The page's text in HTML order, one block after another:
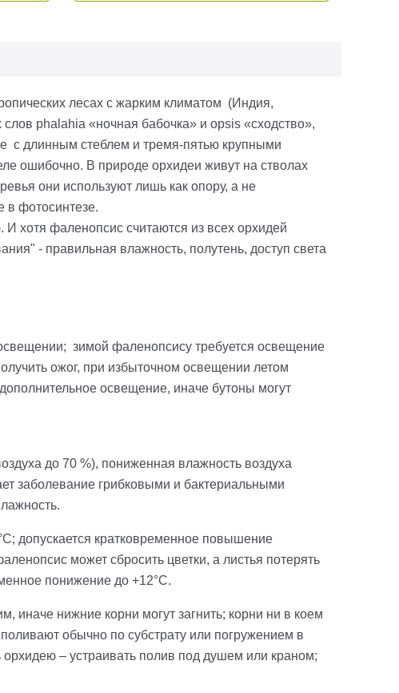
лесах с жарким климатом (Индия,
phalahia «ночная бабочка» и opsis «сходство»,
с длинным стеблем и тремя-пятью крупными
ошибочно. В природе орхидеи живут на стволах
они используют лишь как опору, а не
в фотосинтезе.
хотя фаленопсис считаются из всех орхидей
- правильная влажность, полутень, доступ света
зимой фаленопсису требуется освещение
ожог, при избыточном освещении летом
освещение, иначе бутоны могут
до 70 %), пониженная влажность воздуха
заболевание грибковыми и бактериальными
допускается кратковременное повышение
может сбросить цветки, а листья потерять
понижение до +12°С.
иначе нижние корни могут загнить; корни ни в коем
обычно по субстрату или погружением в
– устраивать полив под душем или краном;